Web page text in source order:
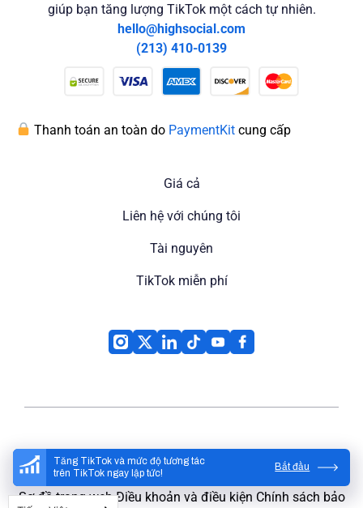
Tăng TikTok và mức độ tương tác
trên TikTok ngay lập tức!
Bắt đầu
giúp bạn tăng lượng TikTok một cách tự nhiên.
hello@highsocial.com
(213) 410-0139
Thanh toán an toàn do PaymentKit cung cấp
Giá cả
Liên hệ với chúng tôi
Tài nguyên
TikTok miễn phí
High Social© 2026
Sơ đồ trang web Điều khoản và điều kiện Chính sách bảo